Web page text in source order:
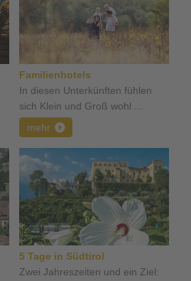
Familienhotels
In diesen Unterkünften fühlen
sich Klein und Groß wohl ...
mehr
5 Tage in Südtirol
Zwei Jahreszeiten und ein Ziel: